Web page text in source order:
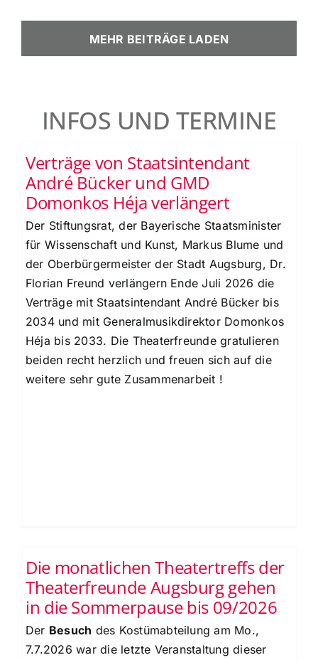
MEHR BEITRÄGE LADEN
INFOS UND TERMINE
Verträge von Staatsintendant
André Bücker und GMD
Domonkos Héja verlängert
Der Stiftungsrat, der Bayerische Staatsminister
für Wissenschaft und Kunst, Markus Blume und
der Oberbürgermeister der Stadt Augsburg, Dr.
Florian Freund verlängern Ende Juli 2026 die
Verträge mit Staatsintendant André Bücker bis
2034 und mit Generalmusikdirektor Domonkos
Héja bis 2033. Die Theaterfreunde gratulieren
beiden recht herzlich und freuen sich auf die
weitere sehr gute Zusammenarbeit !
Die monatlichen Theatertreffs der
Theaterfreunde Augsburg gehen
in die Sommerpause bis 09/2026
Der Besuch des Kostümabteilung am Mo.,
7.7.2026 war die letzte Veranstaltung dieser